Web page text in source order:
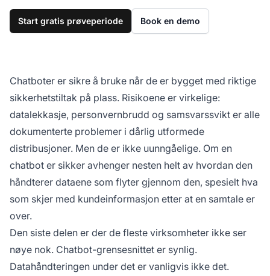
Start gratis prøveperiode Book en demo
Chatboter er sikre å bruke når de er bygget med riktige
sikkerhetstiltak på plass. Risikoene er virkelige:
datalekkasje, personvernbrudd og samsvarssvikt er alle
dokumenterte problemer i dårlig utformede
distribusjoner. Men de er ikke uunngåelige. Om en
chatbot er sikker avhenger nesten helt av hvordan den
håndterer dataene som flyter gjennom den, spesielt hva
som skjer med kundeinformasjon etter at en samtale er
over.
Den siste delen er der de fleste virksomheter ikke ser
nøye nok. Chatbot-grensesnittet er synlig.
Datahåndteringen under det er vanligvis ikke det.